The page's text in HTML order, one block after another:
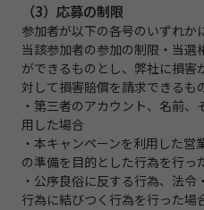
（3）応募の制限
参加者が以下の各号のいずれか
当該参加者の参加の制限・当選
ができるものとし、弊社に損害
対して損害賠償を請求できるも
・第三者のアカウント、名前
用した場合
・本キャンペーンを利用した
の準備を目的とした行為を行っ
・公序良俗に反する行為、法
行為に結びつく行為を行った場